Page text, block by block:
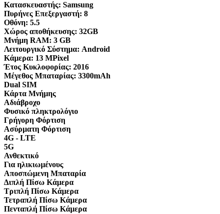
Κατασκευαστής: Samsung
Πυρήνες Επεξεργαστή: 8
Οθόνη: 5.5
Χώρος αποθήκευσης: 32GB
Μνήμη RAM: 3 GB
Λειτουργικό Σύστημα: Android
Κάμερα: 13 MPixel
Έτος Κυκλοφορίας: 2016
Μέγεθος Μπαταρίας: 3300mAh
Dual SIM
Κάρτα Μνήμης
Αδιάβροχο
Φυσικό πληκτρολόγιο
Γρήγορη Φόρτιση
Ασύρματη Φόρτιση
4G - LTE
5G
Ανθεκτικό
Για ηλικιωμένους
Αποσπώμενη Μπαταρία
Διπλή Πίσω Κάμερα
Τριπλή Πίσω Κάμερα
Τετραπλή Πίσω Κάμερα
Πενταπλή Πίσω Κάμερα